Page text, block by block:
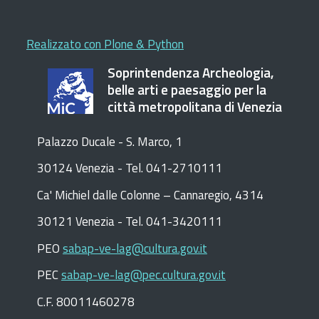
Realizzato con Plone & Python
Soprintendenza Archeologia,
belle arti e paesaggio per la
città metropolitana di Venezia
Palazzo Ducale - S. Marco, 1
30124 Venezia - Tel. 041-2710111
Ca' Michiel dalle Colonne – Cannaregio, 4314
30121 Venezia - Tel. 041-3420111
PEOsabap-ve-lag@cultura.gov.it
PECsabap-ve-lag@pec.cultura.gov.it
C.F. 80011460278